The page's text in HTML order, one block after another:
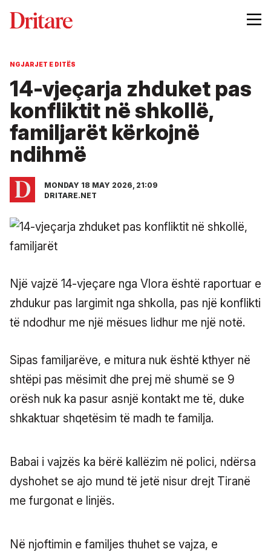
NGJARJET E DITËS
14-vjeçarja zhduket pas
konfliktit në shkollë,
familjarët kërkojnë
ndihmë
MONDAY 18 MAY 2026, 21:09
DRITARE.NET
Një vajzë 14-vjeçare nga Vlora është raportuar e
zhdukur pas largimit nga shkolla, pas një konflikti
të ndodhur me një mësues lidhur me një notë.
Sipas familjarëve, e mitura nuk është kthyer në
shtëpi pas mësimit dhe prej më shumë se 9
orësh nuk ka pasur asnjë kontakt me të, duke
shkaktuar shqetësim të madh te familja.
Babai i vajzës ka bërë kallëzim në polici, ndërsa
dyshohet se ajo mund të jetë nisur drejt Tiranë
me furgonat e linjës.
Në njoftimin e familjes thuhet se vajza, e